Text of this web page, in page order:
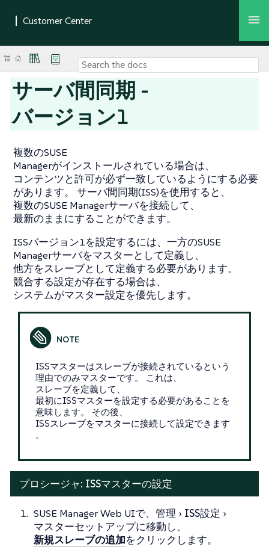
サーバ間同期 -
バージョン1
複数のSUSE
Managerがインストールされている場合は、
コンテンツと許可が必ず一致しているようにする必要
があります。 サーバ間同期(ISS)を使用すると、
複数のSUSE Managerサーバを接続して、
最新のままにすることができます。
ISSバージョン1を設定するには、一方のSUSE
Managerサーバをマスターとして定義し、
他方をスレーブとして定義する必要があります。
競合する設定が存在する場合は、
システムがマスター設定を優先します。
ISSマスターはスレーブが接続されているという
理由でのみマスターです。 これは、
スレーブを定義して、
最初にISSマスターを設定する必要があることを
意味します。 その後、
ISSスレーブをマスターに接続して設定できます
。
プロシージャ: ISSマスターの設定
SUSE Manager Web UIで、 管理
ISS設定
マスターセットアップに移動し、
新規スレーブの追加をクリックします。